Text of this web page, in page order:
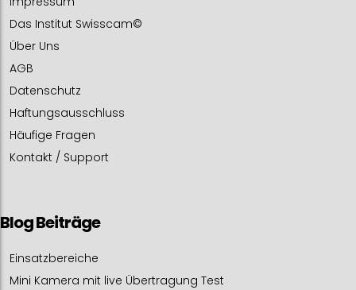
Das Institut Swisscam©
Über Uns
AGB
Datenschutz
Haftungsausschluss
Häufige Fragen
Kontakt / Support
Blog Beiträge
Einsatzbereiche
Mini Kamera mit live Übertragung Test